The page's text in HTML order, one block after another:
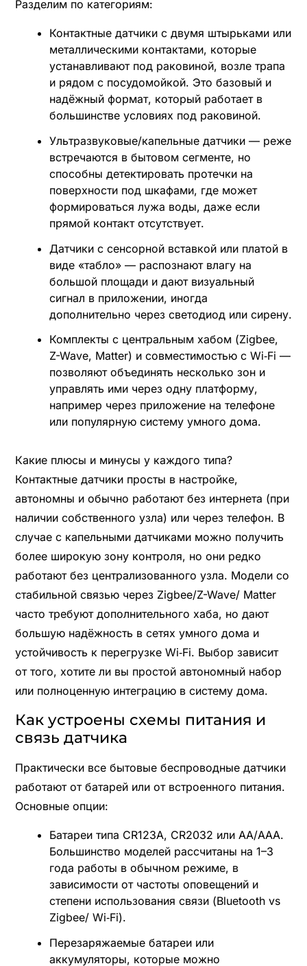
Разделим по категориям:
Контактные датчики с двумя штырьками или
металлическими контактами, которые
устанавливают под раковиной, возле трапа
и рядом с посудомойкой. Это базовый и
надёжный формат, который работает в
большинстве условиях под раковиной.
Ультразвуковые/капельные датчики — реже
встречаются в бытовом сегменте, но
способны детектировать протечки на
поверхности под шкафами, где может
формироваться лужа воды, даже если
прямой контакт отсутствует.
Датчики с сенсорной вставкой или платой в
виде «табло» — распознают влагу на
большой площади и дают визуальный
сигнал в приложении, иногда
дополнительно через светодиод или сирену.
Комплекты с центральным хабом (Zigbee,
Z-Wave, Matter) и совместимостью с Wi‑Fi —
позволяют объединять несколько зон и
управлять ими через одну платформу,
например через приложение на телефоне
или популярную систему умного дома.
Какие плюсы и минусы у каждого типа?
Контактные датчики просты в настройке,
автономны и обычно работают без интернета (при
наличии собственного узла) или через телефон. В
случае с капельными датчиками можно получить
более широкую зону контроля, но они редко
работают без централизованного узла. Модели со
стабильной связью через Zigbee/Z-Wave/ Matter
часто требуют дополнительного хаба, но дают
большую надёжность в сетях умного дома и
устойчивость к перегрузке Wi‑Fi. Выбор зависит
от того, хотите ли вы простой автономный набор
или полноценную интеграцию в систему дома.
Как устроены схемы питания и
связь датчика
Практически все бытовые беспроводные датчики
работают от батарей или от встроенного питания.
Основные опции:
Батареи типа CR123A, CR2032 или AA/AAA.
Большинство моделей рассчитаны на 1–3
года работы в обычном режиме, в
зависимости от частоты оповещений и
степени использования связи (Bluetooth vs
Zigbee/ Wi‑Fi).
Перезаряжаемые батареи или
аккумуляторы, которые можно